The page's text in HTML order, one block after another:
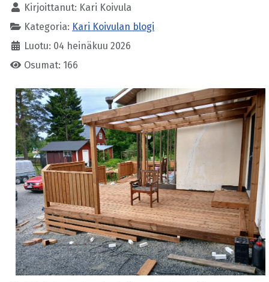
Kirjoittanut: Kari Koivula
Kategoria: Kari Koivulan blogi
Luotu: 04 heinäkuu 2026
Osumat: 166